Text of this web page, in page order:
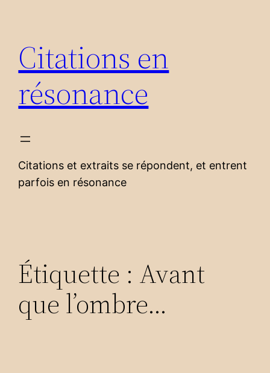
contenu
Citations en
résonance
Citations et extraits se répondent, et entrent
parfois en résonance
Étiquette : Avant
que l’ombre…